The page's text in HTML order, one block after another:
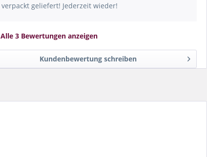
verpackt geliefert! Jederzeit wieder!
Alle 3 Bewertungen anzeigen
Kundenbewertung schreiben